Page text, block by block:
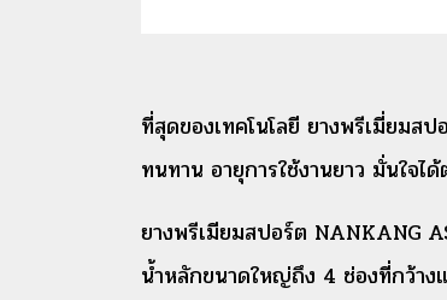
ที่สุดของเทคโนโลยี ยางพรีเมี่ยมส
ทนทาน อายุการใช้งานยาว มั่นใจไ
ยางพรีเมียมสปอร์ต NANKANG
น้ำหลักขนาดใหญ่ถึง 4 ช่องที่กว้าง